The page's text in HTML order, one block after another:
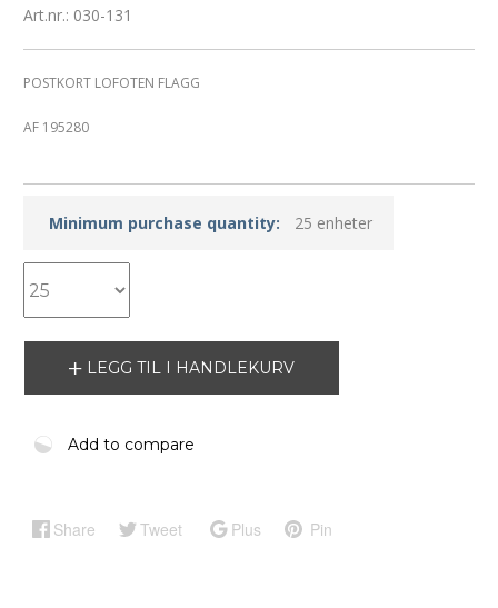
Art.nr.: 030-131
POSTKORT LOFOTEN FLAGG
AF 195280
Minimum purchase quantity: 25 enheter
LEGG TIL I HANDLEKURV
Add to compare
Share Tweet Plus Pin